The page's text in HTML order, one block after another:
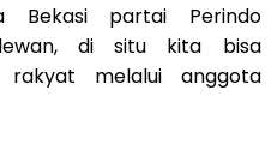
Bekasi partai Perindo
di situ kita bisa
rakyat melalui anggota